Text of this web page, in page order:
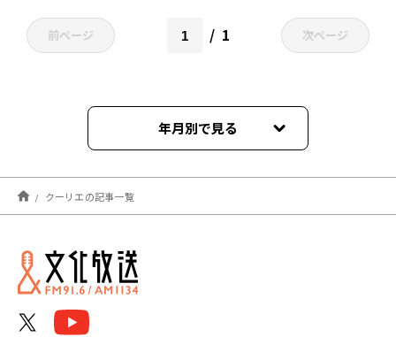
前ページ 1 次ページ
年月別で見る
2021年09月
クーリエの記事一覧